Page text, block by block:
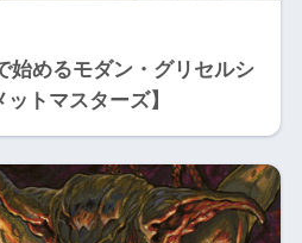
始めるモダン・グリセルシ
トマスターズ】